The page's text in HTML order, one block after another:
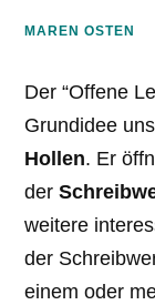
MAREN OSTEN
Der “Offene
Grundidee
Hollen. Er
der
weitere
der
einem oder